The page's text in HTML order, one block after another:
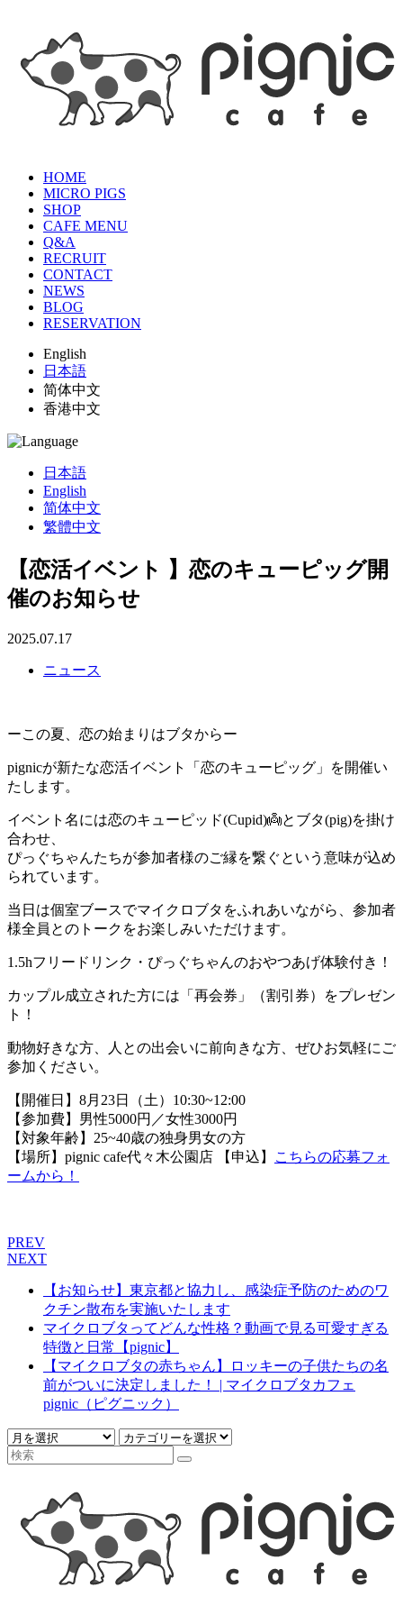
HOME
MICRO PIGS
SHOP
CAFE MENU
Q&A
RECRUIT
CONTACT
NEWS
BLOG
RESERVATION
English
日本語
简体中文
香港中文
日本語
English
简体中文
繁體中文
【恋活イベント 】恋のキューピッグ開
催のお知らせ
2025.07.17
ニュース
ーこの夏、恋の始まりはブタからー
pignicが新たな恋活イベント「恋のキューピッグ」を開催い
たします。
イベント名には恋のキューピッド(Cupid)👼とブタ(pig)を掛け
合わせ、
ぴっぐちゃんたちが参加者様のご縁を繋ぐという意味が込め
られています。
当日は個室ブースでマイクロブタをふれあいながら、参加者
様全員とのトークをお楽しみいただけます。
1.5hフリードリンク・ぴっぐちゃんのおやつあげ体験付き！
カップル成立された方には「再会券」（割引券）をプレゼン
ト！
動物好きな方、人との出会いに前向きな方、ぜひお気軽にご
参加ください。
【開催日】8月23日（土）10:30~12:00
【参加費】男性5000円／女性3000円
【対象年齢】25~40歳の独身男女の方
【場所】pignic cafe代々木公園店 【申込】
こちらの応募フォ
ームから！
PREV
NEXT
【お知らせ】東京都と協力し、感染症予防のためのワ
クチン散布を実施いたします
マイクロブタってどんな性格？動画で見る可愛すぎる
特徴と日常【pignic】
【マイクロブタの赤ちゃん】ロッキーの子供たちの名
前がついに決定しました！ | マイクロブタカフェ
pignic（ピグニック）